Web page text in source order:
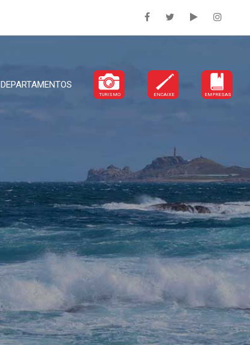
DEPARTAMENTOS
TURISMO ENCAIXE EMPRESAS